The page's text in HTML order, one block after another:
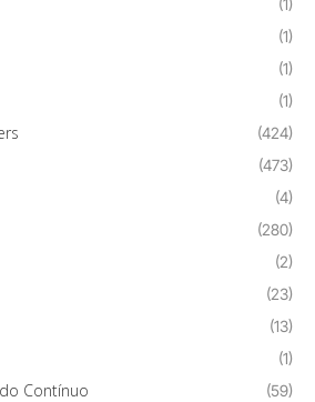
(1)
(1)
(1)
(1)
(424)
(473)
(4)
(280)
(2)
(23)
(13)
(1)
Contínuo (59)